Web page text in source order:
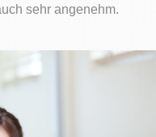
sehr angenehm.